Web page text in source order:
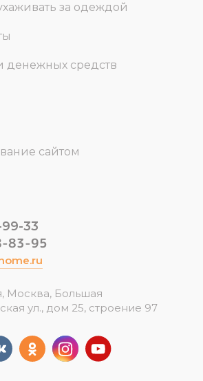
за одеждой
денежных средств
сайтом
33
83-95
Москва, Большая
ул., дом 25, строение 97